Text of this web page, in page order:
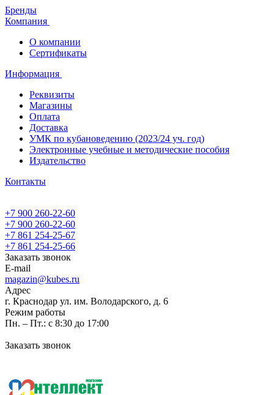
Бренды
Компания
О компании
Сертификаты
Информация
Реквизиты
Магазины
Oплата
Доставка
УМК по кубановедению (2023/24 уч. год)
Электронные учебные и методические пособия
Издательство
Контакты
+7 900 260-22-60
+7 900 260-22-60
+7 861 254-25-67
+7 861 254-25-66
Заказать звонок
E-mail
magazin@kubes.ru
Адрес
г. Краснодар ул. им. Володарского, д. 6
Режим работы
Пн. – Пт.: с 8:30 до 17:00
Заказать звонок